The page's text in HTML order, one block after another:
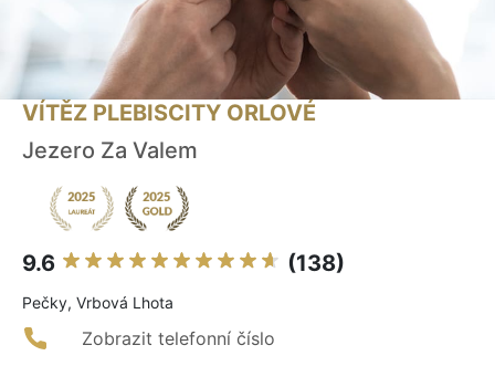
VÍTĚZ PLEBISCITY ORLOVÉ
Jezero Za Valem
9.6 (138)
Pečky, Vrbová Lhota
Zobrazit telefonní číslo